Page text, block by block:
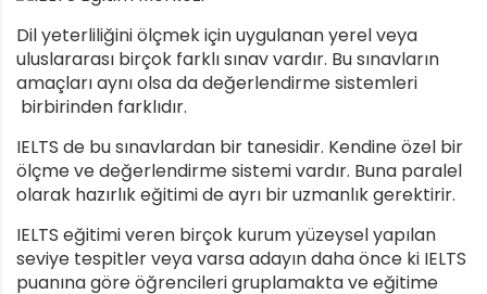
Dil yeterliliğini ölçmek için uygulanan yerel veya
uluslararası birçok farklı sınav vardır. Bu sınavların
amaçları aynı olsa da değerlendirme sistemleri
birbirinden farklıdır.
IELTS de bu sınavlardan bir tanesidir. Kendine özel bir
ölçme ve değerlendirme sistemi vardır. Buna paralel
olarak hazırlık eğitimi de ayrı bir uzmanlık gerektirir.
IELTS eğitimi veren birçok kurum yüzeysel yapılan
seviye tespitler veya varsa adayın daha önce ki IELTS
puanına göre öğrencileri gruplamakta ve eğitime